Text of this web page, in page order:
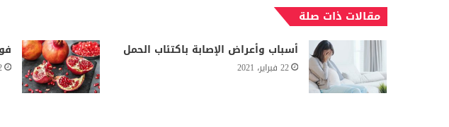
مقالات ذات صلة
أسباب وأعراض الإصابة باكتئاب الحمل
22 فبراير، 2021 22